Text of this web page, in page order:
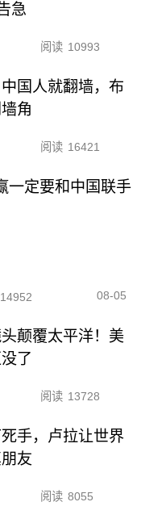
急
阅读 10993
国人就翻墙，布
角
阅读 16421
一定要和中国联手
14952 08-05
颠覆太平洋！美
了
阅读 13728
手，卢拉让世界
友
阅读 8055